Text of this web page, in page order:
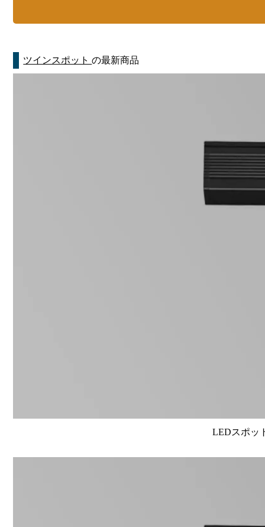
ツインスポットの最新商品
LEDスポッ